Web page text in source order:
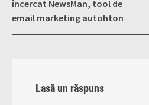
încercat NewsMan, tool de
email marketing autohton
Lasă un răspuns